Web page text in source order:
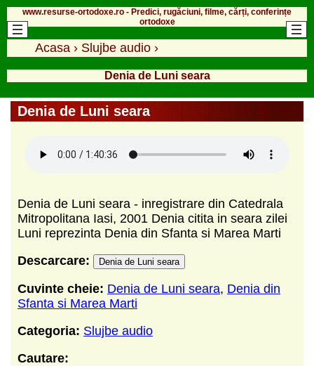
www.resurse-ortodoxe.ro - Predici, rugăciuni, filme, cărți, conferințe
ortodoxe
Acasa › Slujbe audio ›
Denia de Luni seara
Denia de Luni seara
Denia de Luni seara - inregistrare din Catedrala
Mitropolitana Iasi, 2001 Denia citita in seara zilei
Luni reprezinta Denia din Sfanta si Marea Marti
Descarcare:
Denia de Luni seara
Cuvinte cheie: Denia de Luni seara, Denia din
Sfanta si Marea Marti
Categoria: Slujbe audio
Cautare: